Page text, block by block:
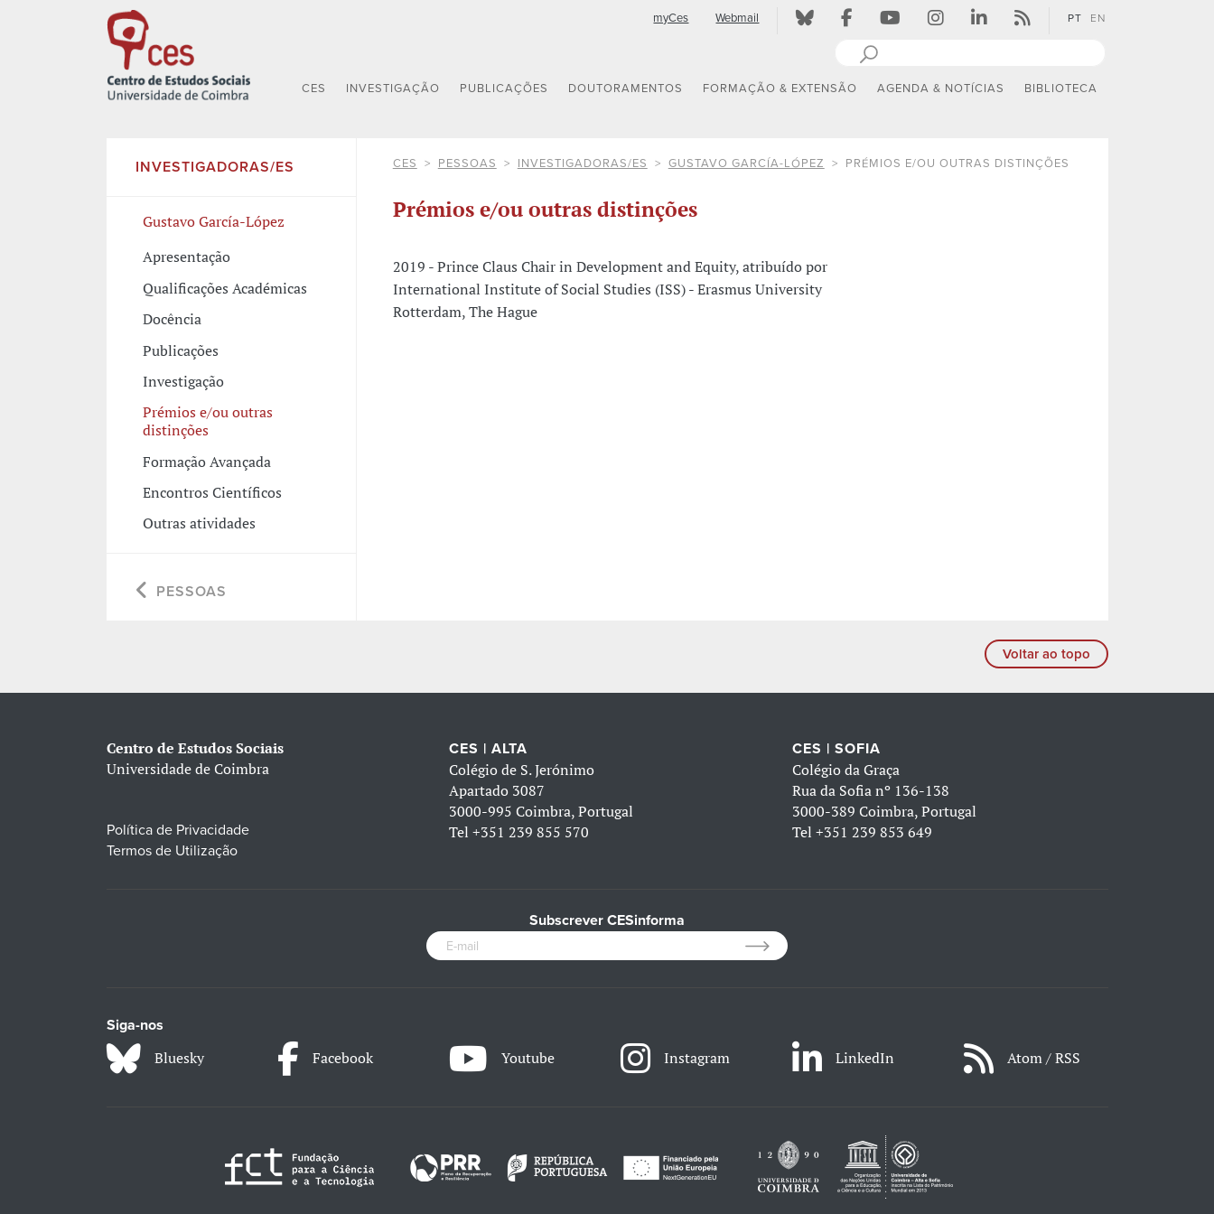
myCes Webmail PT EN
CES INVESTIGAÇÃO PUBLICAÇÕES DOUTORAMENTOS FORMAÇÃO & EXTENSÃO AGENDA & NOTÍCIAS BIBLIOTECA
INVESTIGADORAS/ES
Gustavo García-López
Apresentação
Qualificações Académicas
Docência
Publicações
Investigação
Prémios e/ou outras
distinções
Formação Avançada
Encontros Científicos
Outras atividades
PESSOAS
CES PESSOAS INVESTIGADORAS/ES GUSTAVO GARCÍA-LÓPEZ PRÉMIOS E/OU OUTRAS DISTINÇÕES
Prémios e/ou outras distinções
2019 - Prince Claus Chair in Development and Equity, atribuído por
International Institute of Social Studies (ISS) - Erasmus University
Rotterdam, The Hague
Voltar ao topo
Centro de Estudos Sociais
Universidade de Coimbra
Política de Privacidade
Termos de Utilização
CES | ALTA
Colégio de S. Jerónimo
Apartado 3087
3000-995 Coimbra, Portugal
Tel+351 239 855 570
CES | SOFIA
Colégio da Graça
Rua da Sofia nº 136-138
3000-389 Coimbra, Portugal
Tel +351 239 853 649
Subscrever CESinforma
Siga-nos
Bluesky Facebook Youtube Instagram LinkedIn Atom / RSS